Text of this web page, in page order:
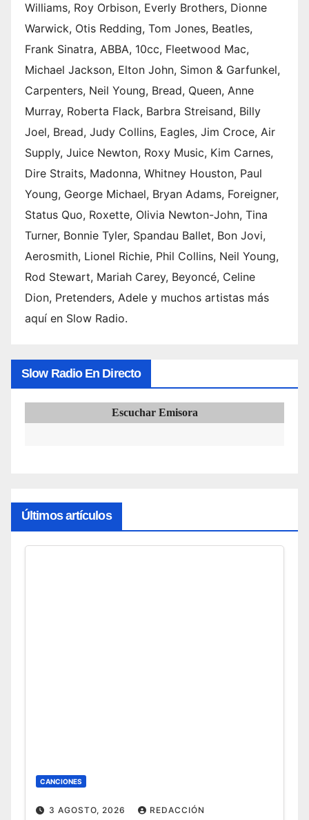
Williams, Roy Orbison, Everly Brothers, Dionne
Warwick, Otis Redding, Tom Jones, Beatles,
Frank Sinatra, ABBA, 10cc, Fleetwood Mac,
Michael Jackson, Elton John, Simon & Garfunkel,
Carpenters, Neil Young, Bread, Queen, Anne
Murray, Roberta Flack, Barbra Streisand, Billy
Joel, Bread, Judy Collins, Eagles, Jim Croce, Air
Supply, Juice Newton, Roxy Music, Kim Carnes,
Dire Straits, Madonna, Whitney Houston, Paul
Young, George Michael, Bryan Adams, Foreigner,
Status Quo, Roxette, Olivia Newton-John, Tina
Turner, Bonnie Tyler, Spandau Ballet, Bon Jovi,
Aerosmith, Lionel Richie, Phil Collins, Neil Young,
Rod Stewart, Mariah Carey, Beyoncé, Celine
Dion, Pretenders, Adele y muchos artistas más
aquí en Slow Radio.
Slow Radio En Directo
Escuchar Emisora
Últimos artículos
CANCIONES
3 AGOSTO, 2026 REDACCIÓN